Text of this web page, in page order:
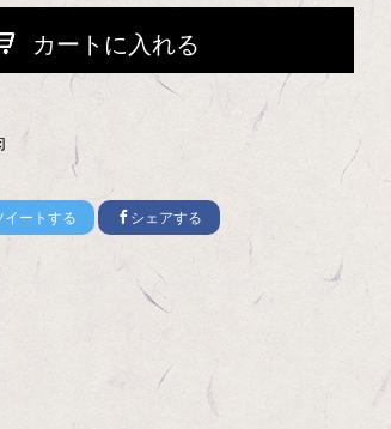
カートに入れる
イートする シェアする